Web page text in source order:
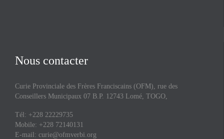
Nous contacter
Curie Provinciale des Frères Franciscains (OFM), rue des
Conseillers Municipaux 07 B.P. 12743 Lomé, TOGO,
Tél: +228 22229735
Mobile: +228 72140131
E-mail: curie@ofmverbi.org